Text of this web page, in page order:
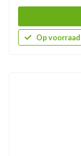
Op voorraad